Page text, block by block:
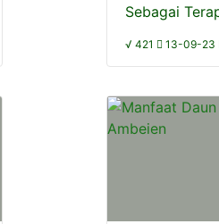
Sebagai
√ 421 13-09-23